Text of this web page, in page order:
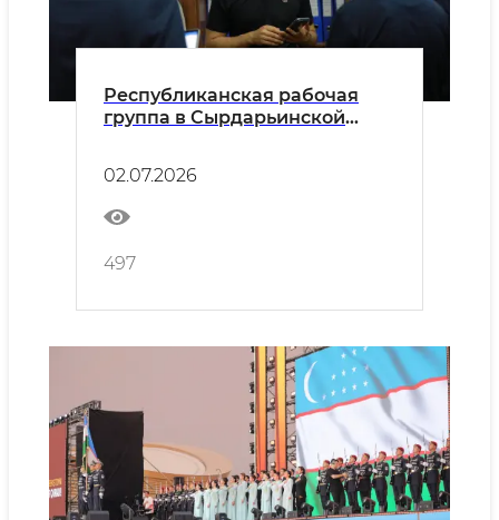
Республиканская рабочая
группа в Сырдарьинской
02.07.2026
497